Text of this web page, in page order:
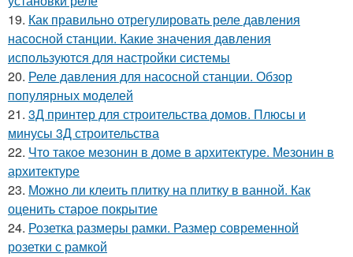
19. Как правильно отрегулировать реле давления
насосной станции. Какие значения давления
используются для настройки системы
20. Реле давления для насосной станции. Обзор
популярных моделей
21. 3Д принтер для строительства домов. Плюсы и
минусы 3Д строительства
22. Что такое мезонин в доме в архитектуре. Мезонин в
архитектуре
23. Можно ли клеить плитку на плитку в ванной. Как
оценить старое покрытие
24. Розетка размеры рамки. Размер современной
розетки с рамкой